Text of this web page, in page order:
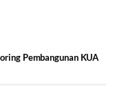
Pembangunan KUA